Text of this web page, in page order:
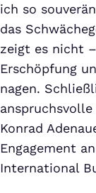
ich so
das
zeigt es nicht
Erschöpfung
nagen.
Konrad
Engagement
International